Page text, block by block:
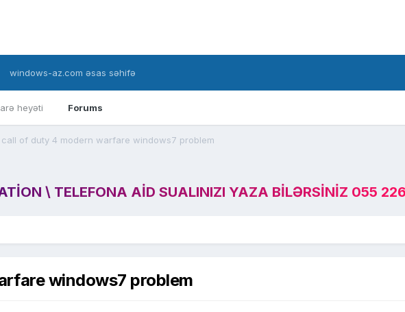
heyəti Forums
windows-az.com əsas səhifə
call of duty 4 modern warfare windows7 problem
\ TELEFONA AID SUALINIZI YAZA BILƏRSINIZ 055
windows7 problem